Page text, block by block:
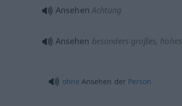
Ansehen Achtung
Ansehen besonders großes, hohes
ohne Ansehen der Person